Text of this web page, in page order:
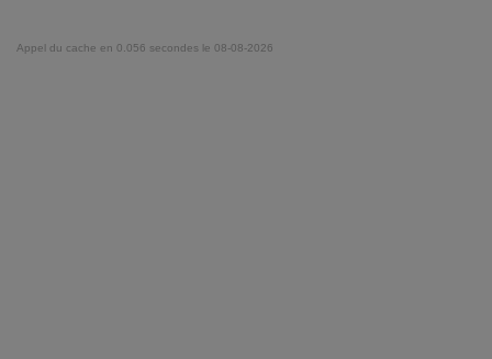
Appel du cache en 0.056 secondes le 08-08-2026